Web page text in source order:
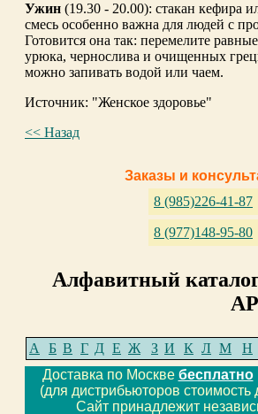
Ужин (19.30 - 20.00): стакан кефира
смесь особенно важна для людей с
Готовится она так: перемелите
урюка, чернослива и очищенных
можно запивать водой или чаем.
Источник: "Женское здоровье"
<< Назад
Заказы и
8 (985)226-41-87
8 (977)148-95-80
Алфавитный
А Б В Г Д Е Ж З И К Л М
Н
Доставка по Москве бесплатно
(для дистрибьюторов стоимость
Сайт принадлежит